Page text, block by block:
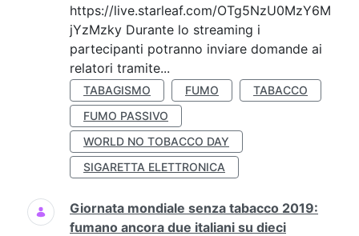
https://live.starleaf.com/OTg5NzU0MzY6M
jYzMzky Durante lo streaming i
partecipanti potranno inviare domande ai
relatori tramite...
TABAGISMO FUMO
TABACCO
FUMO PASSIVO
WORLD NO TOBACCO DAY
SIGARETTA ELETTRONICA
Giornata mondiale senza tabacco 2019:
fumano ancora due italiani su dieci